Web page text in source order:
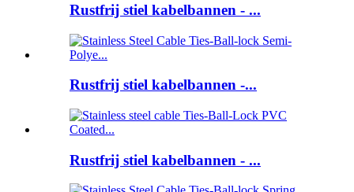
Rustfrij stiel kabelbannen - ...
Rustfrij stiel kabelbannen -...
Rustfrij stiel kabelbannen - ...